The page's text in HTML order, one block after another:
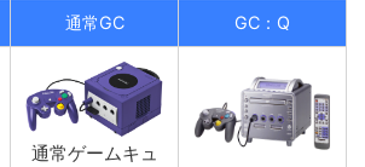
通常GC GC：Q
通常ゲームキュ